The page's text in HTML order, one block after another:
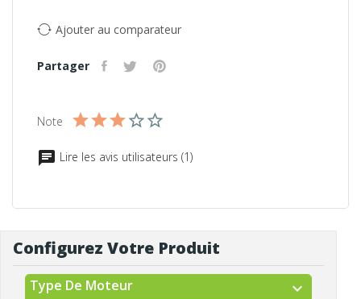
Ajouter au comparateur
Partager
Note
Lire les avis utilisateurs (1)
Configurez Votre Produit
Type De Moteur expand_more